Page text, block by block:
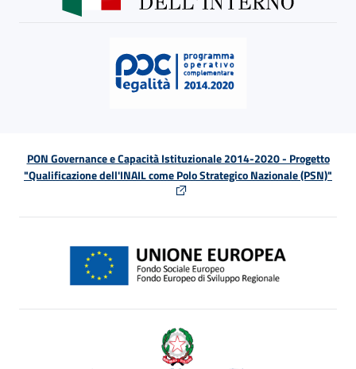
PON Governance e Capacità Istituzionale 2014-2020 - Progetto
"Qualificazione dell'INAIL come Polo Strategico Nazionale (PSN)"